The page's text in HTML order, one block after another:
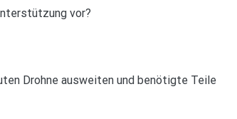
vor?
Drohne ausweiten und benötigte Teile